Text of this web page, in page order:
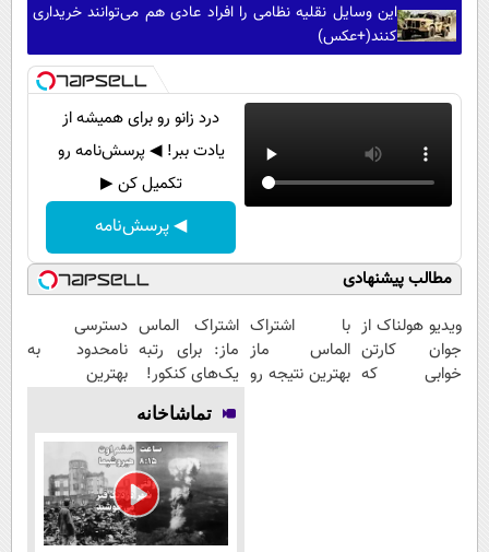
این وسایل نقلیه نظامی را افراد عادی هم می‌توانند خریداری
کنند(+عکس)
درد زانو رو برای همیشه از
یادت ببر! ◀ پرسش‌نامه رو
تکمیل کن ▶
◀ پرسش‌نامه
مطالب پیشنهادی
ویدیو هولناک از
جوان کارتن
خوابی که
با اشتراک
الماس ماز
بهترین نتیجه رو
اشتراک الماس
ماز: برای رتبه
یک‌های کنکور!
دسترسی
نامحدود به
بهترین
تماشاخانه